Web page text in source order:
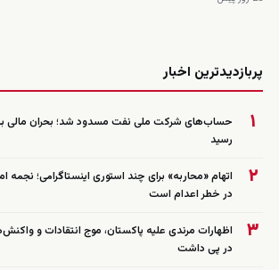
پربازدیدترین اخبار
۱
حساب‌های شرکت ملی نفت مسدود شد؛ بحران
رسید
۲
در خطر اعدام است
۳
اظهارات مرندی علیه پاکستان، موج انتقادات و
در پی داشت